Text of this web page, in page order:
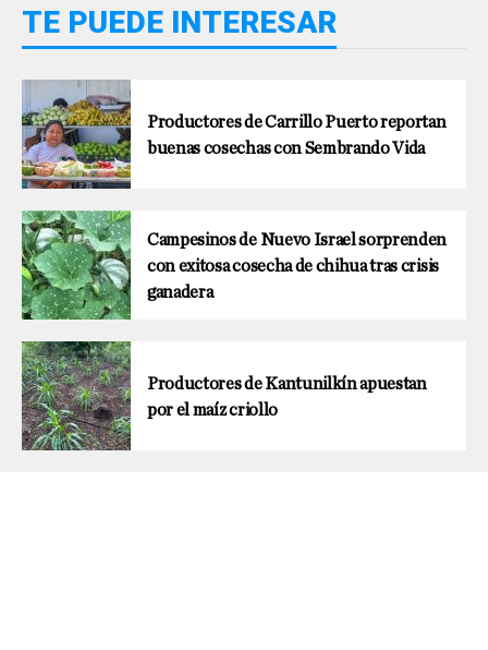
TE PUEDE INTERESAR
Productores de Carrillo Puerto reportan
buenas cosechas con Sembrando Vida
Campesinos de Nuevo Israel sorprenden
con exitosa cosecha de chihua tras crisis
ganadera
Productores de Kantunilkín apuestan
por el maíz criollo